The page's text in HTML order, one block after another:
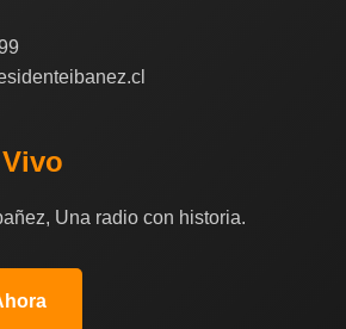
Una radio con historia.